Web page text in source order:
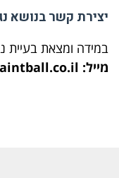
יצירת קשר בנושא
במידה ומצאת בעיית
מייל: Office@paintball.co.il